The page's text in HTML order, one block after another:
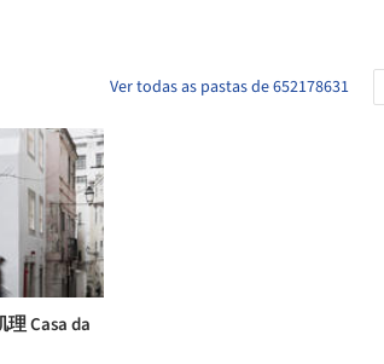
Ver todas as pastas de 652178631
Casa da